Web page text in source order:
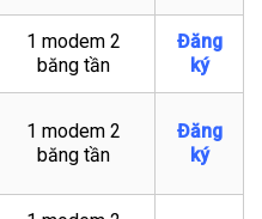
1 modem 2
băng tần
Đăng
ký
1 modem 2
băng tần
Đăng
ký